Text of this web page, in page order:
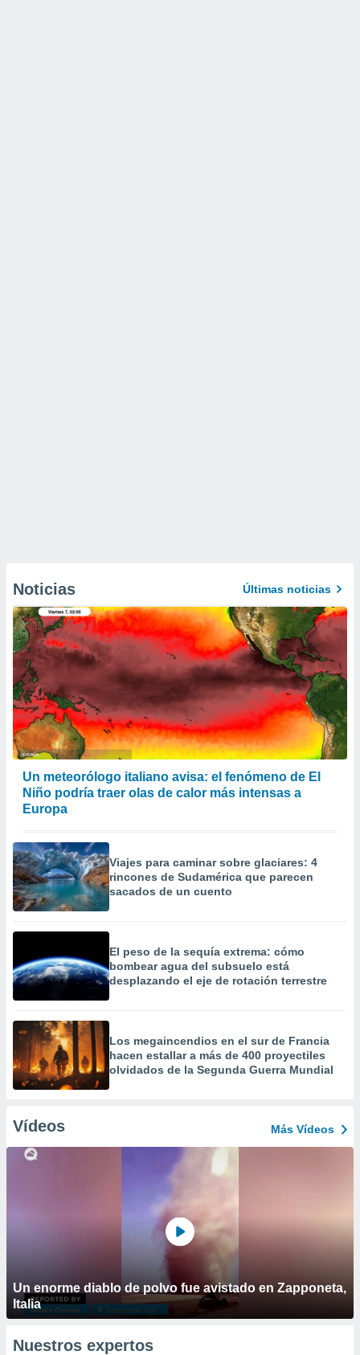
Noticias Últimas noticias
Un meteorólogo italiano avisa: el fenómeno de El
Niño podría traer olas de calor más intensas a
Europa
Viajes para caminar sobre glaciares: 4
rincones de Sudamérica que parecen
sacados de un cuento
El peso de la sequía extrema: cómo
bombear agua del subsuelo está
desplazando el eje de rotación terrestre
Los megaincendios en el sur de Francia
hacen estallar a más de 400 proyectiles
olvidados de la Segunda Guerra Mundial
Vídeos Más Vídeos
Un enorme diablo de polvo fue avistado en Zapponeta,
Italia
Nuestros expertos